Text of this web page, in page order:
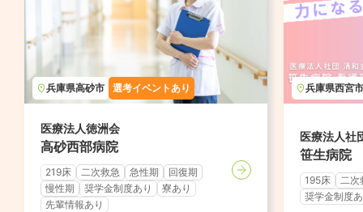
兵庫県高砂市 選考イベントあり
医療法人徳洲会
高砂西部病院
219床 二次救急 急性期
回復期
慢性期
奨学金制度あり
寮あり
先輩情報あり
兵庫県西宮市
医療法人社
笹生病院
195床
二次
奨学金制度